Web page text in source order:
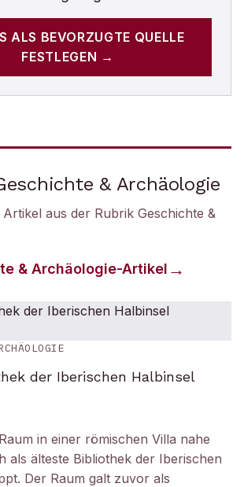
ALS BEVORZUGTE QUELLE
FESTLEGEN →
& Archäologie
aus der Rubrik Geschichte &
& Archäologie-Artikel
der Iberischen Halbinsel
in einer römischen Villa nahe
als älteste Bibliothek der Iberischen
Der Raum galt zuvor als